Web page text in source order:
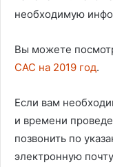
необходимую
Вы можете
CAC на 2019 год.
Если вам
и времени
позвонить по
электронную